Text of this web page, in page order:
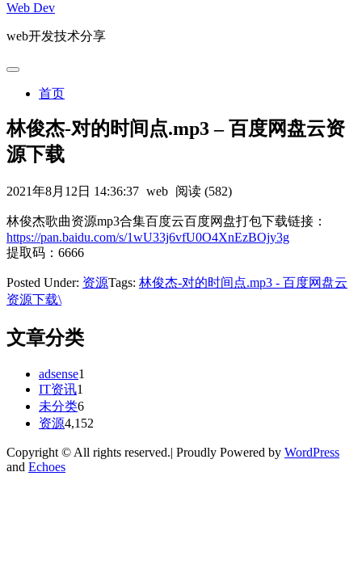
Web Dev
web开发技术分享
首页
林俊杰-对的时间点.mp3 – 百度网盘云资
源下载
2021年8月12日 14:36:37 web 阅读 (582)
林俊杰歌曲资源mp3合集百度云百度网盘打包下载链接：
https://pan.baidu.com/s/1wU33j6vfU0O4XnEzBOjy3g
提取码：6666
Posted Under: 资源Tags: 林俊杰-对的时间点.mp3 - 百度网盘云
资源下载\
文章分类
adsense1
IT资讯1
未分类6
资源4,152
Copyright © All rights reserved.| Proudly Powered by WordPress
and Echoes